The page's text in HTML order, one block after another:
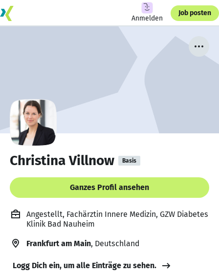
Anmelden
Job posten
Christina Villnow Basis
Ganzes Profil ansehen
Angestellt, Fachärztin Innere Medizin, GZW Diabetes
Klinik Bad Nauheim
Frankfurt am Main, Deutschland
Logg Dich ein, um alle Einträge zu sehen.